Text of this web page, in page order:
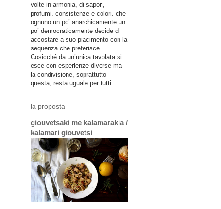
volte in armonia, di sapori,
profumi, consistenze e colori, che
ognuno un po’ anarchicamente un
po’ democraticamente decide di
accostare a suo piacimento con la
sequenza che preferisce.
Cosicché da un’unica tavolata si
esce con esperienze diverse ma
la condivisione, soprattutto
questa, resta uguale per tutti.
la proposta
giouvetsaki me kalamarakia /
kalamari giouvetsi